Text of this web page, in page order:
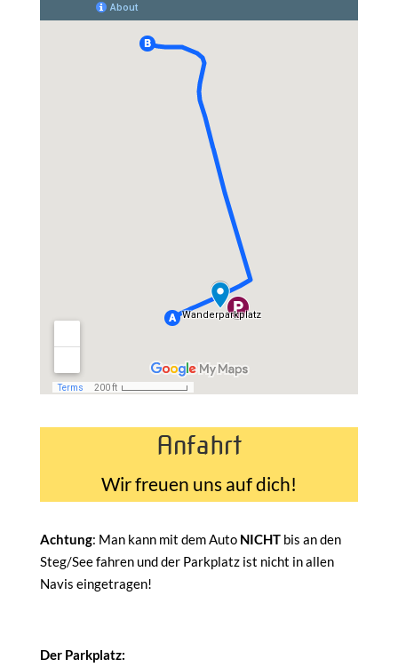
Anfahrt
Wir freuen uns auf dich!
Achtung: Man kann mit dem Auto NICHT bis an den
Steg/See fahren und der Parkplatz ist nicht in allen
Navis eingetragen!
Der Parkplatz: